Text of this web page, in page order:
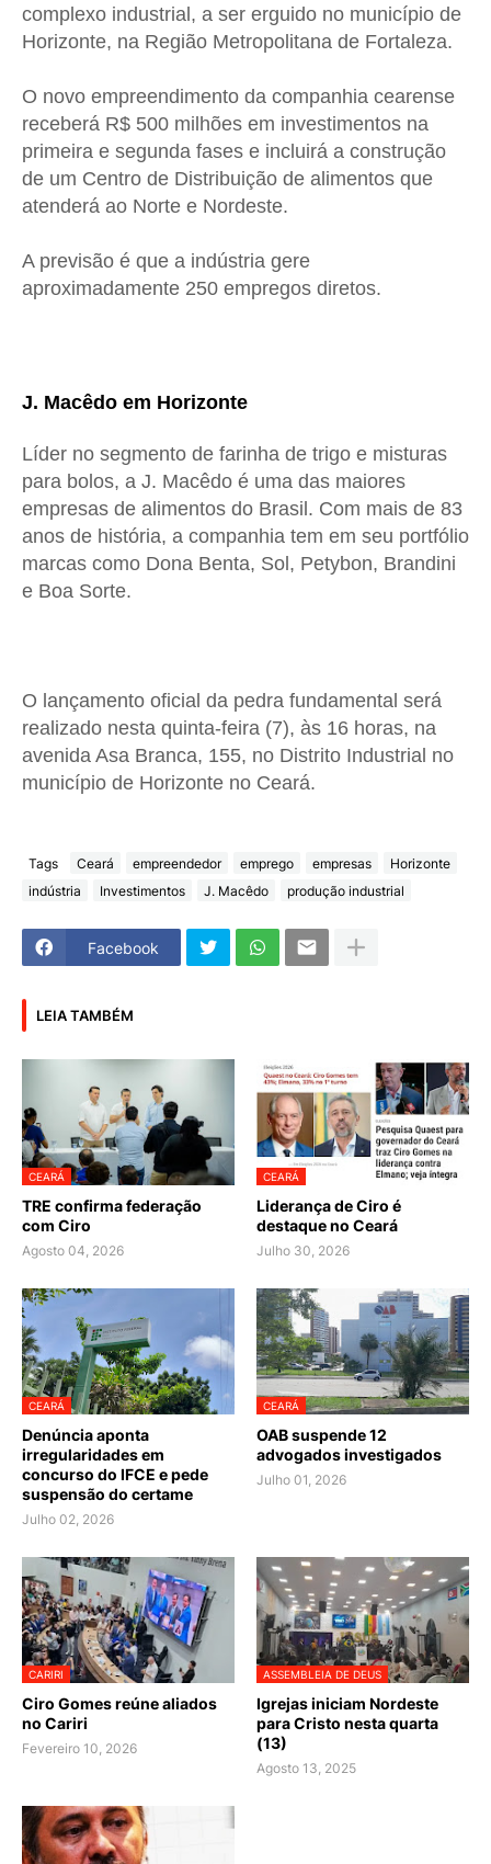
complexo industrial, a ser erguido no município de
Horizonte, na Região Metropolitana de Fortaleza.
O novo empreendimento da companhia cearense
receberá R$ 500 milhões em investimentos na
primeira e segunda fases e incluirá a construção
de um Centro de Distribuição de alimentos que
atenderá ao Norte e Nordeste.
A previsão é que a indústria gere
aproximadamente 250 empregos diretos.
J. Macêdo em Horizonte
Líder no segmento de farinha de trigo e misturas
para bolos, a J. Macêdo é uma das maiores
empresas de alimentos do Brasil. Com mais de 83
anos de história, a companhia tem em seu portfólio
marcas como Dona Benta, Sol, Petybon, Brandini
e Boa Sorte.
O lançamento oficial da pedra fundamental será
realizado nesta quinta-feira (7), às 16 horas, na
avenida Asa Branca, 155, no Distrito Industrial no
município de Horizonte no Ceará.
Tags Ceará empreendedor emprego empresas
Horizonte
indústria
Investimentos J. Macêdo produção industrial
Facebook
LEIA TAMBÉM
CEARÁ
TRE confirma federação
com Ciro
Agosto 04, 2026
CEARÁ
Liderança de Ciro é
destaque no Ceará
Julho 30, 2026
CEARÁ
Denúncia aponta
irregularidades em
concurso do IFCE e pede
suspensão do certame
Julho 02, 2026
CEARÁ
OAB suspende 12
advogados investigados
Julho 01, 2026
CARIRI
Ciro Gomes reúne aliados
no Cariri
Fevereiro 10, 2026
ASSEMBLEIA DE DEUS
Igrejas iniciam Nordeste
para Cristo nesta quarta
(13)
Agosto 13, 2025